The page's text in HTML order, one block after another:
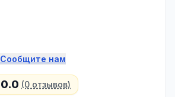
Сообщите нам
0.0 (0 отзывов)